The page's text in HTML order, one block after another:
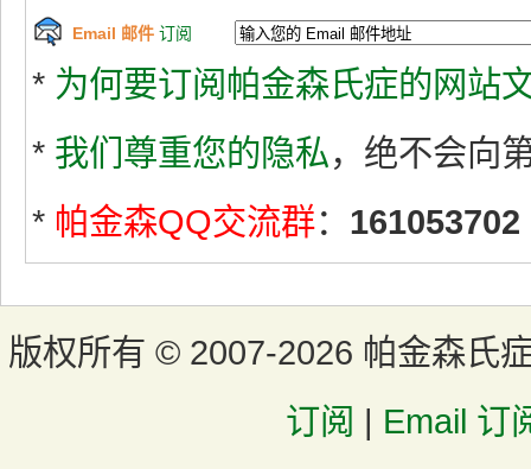
Email 邮件 订阅
* 为何要订阅帕金森氏症的网站
* 我们尊重您的隐私，绝不会向
* 帕金森QQ交流群： 161053702
版权所有 © 2007-2026 帕金森氏
订阅 | Email 订